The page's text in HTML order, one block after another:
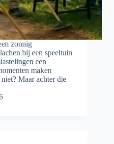
zonnig
bij een speeltuin
een
maken
Maar achter die